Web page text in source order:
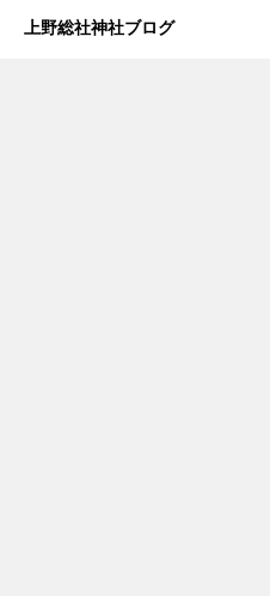
上野総社神社ブログ